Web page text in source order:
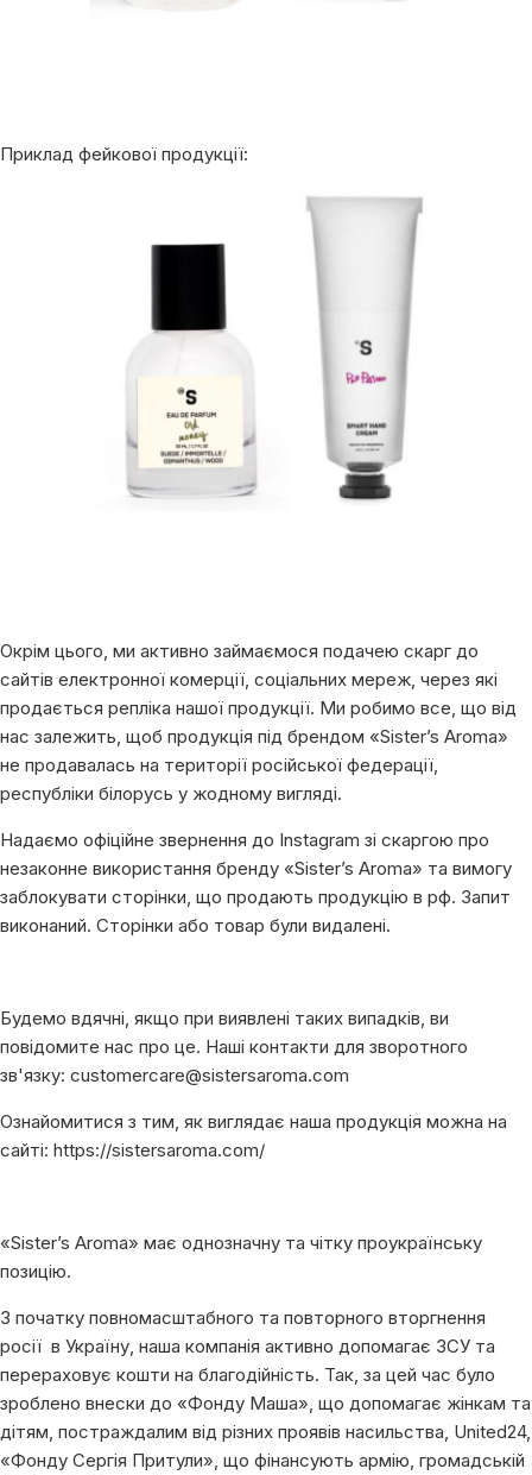
Приклад фейкової продукції:
Окрім цього, ми активно займаємося подачею скарг до
сайтів електронної комерції, соціальних мереж, через які
продається репліка нашої продукції. Ми робимо все, що від
нас залежить, щоб продукція під брендом «Sister’s Aroma»
не продавалась на території російської федерації,
республіки білорусь у жодному вигляді.
Надаємо офіційне звернення до Instagram зі скаргою про
незаконне використання бренду «Sister’s Aroma» та вимогу
заблокувати сторінки, що продають продукцію в рф. Запит
виконаний. Сторінки або товар були видалені.
Будемо вдячні, якщо при виявлені таких випадків, ви
повідомите нас про це. Наші контакти для зворотного
зв'язку: customercare@sistersaroma.com
Ознайомитися з тим, як виглядає наша продукція можна на
сайті: https://sistersaroma.com/
«Sister’s Aroma» має однозначну та чітку проукраїнську
позицію.
З початку повномасштабного та повторного вторгнення
росії в Україну, наша компанія активно допомагає ЗСУ та
перераховує кошти на благодійність. Так, за цей час було
зроблено внески до «Фонду Маша», що допомагає жінкам та
дітям, постраждалим від різних проявів насильства, United24,
«Фонду Сергія Притули», що фінансують армію, громадській